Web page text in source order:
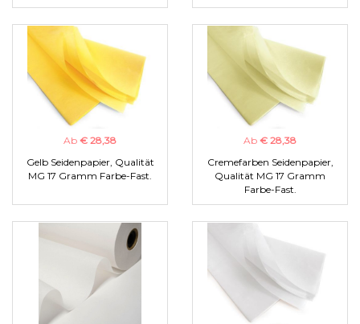
Ab € 28,38
Gelb Seidenpapier, Qualität
MG 17 Gramm Farbe-Fast.
Ab € 28,38
Cremefarben Seidenpapier,
Qualität MG 17 Gramm
Farbe-Fast.